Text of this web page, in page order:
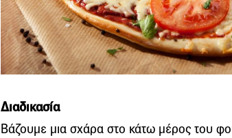
Διαδικασία
Βάζουμε μια σχάρα στο κάτω μέρος του